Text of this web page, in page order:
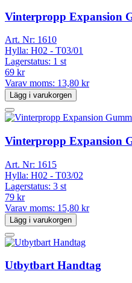
Vinterpropp Expansion
Art. Nr: 1610
Hylla: H02 - T03/01
Lagerstatus: 1 st
69 kr
Varav moms: 13,80 kr
Lägg i varukorgen
Vinterpropp Expansion
Art. Nr: 1615
Hylla: H02 - T03/02
Lagerstatus: 3 st
79 kr
Varav moms: 15,80 kr
Lägg i varukorgen
Utbytbart Handtag